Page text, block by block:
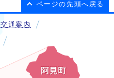
ページの先頭へ戻る
交通案内